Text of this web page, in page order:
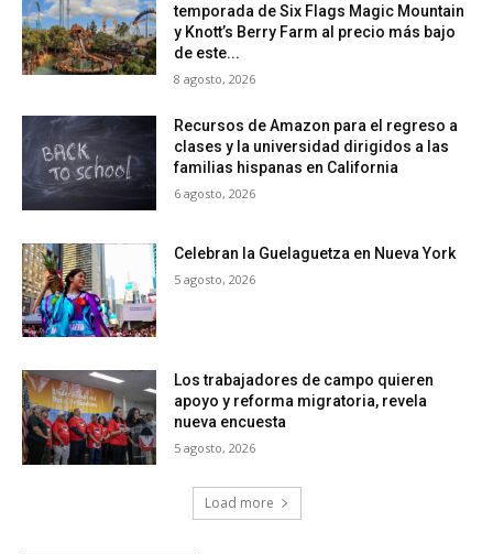
temporada de Six Flags Magic Mountain
y Knott’s Berry Farm al precio más bajo
de este...
8 agosto, 2026
Recursos de Amazon para el regreso a
clases y la universidad dirigidos a las
familias hispanas en California
6 agosto, 2026
Celebran la Guelaguetza en Nueva York
5 agosto, 2026
Los trabajadores de campo quieren
apoyo y reforma migratoria, revela
nueva encuesta
5 agosto, 2026
Load more